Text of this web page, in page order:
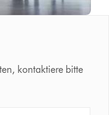
kontaktiere bitte